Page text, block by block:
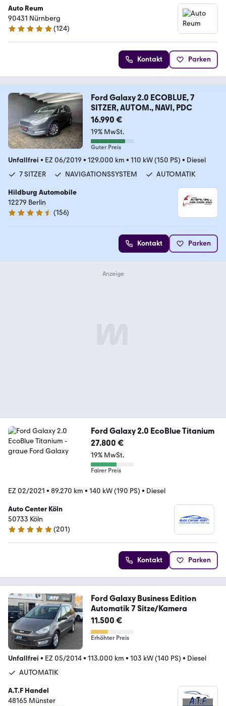
Auto Reum
90431 Nürnberg
4.8 Sterne
(124)
Kontakt Parken
Ford Galaxy 2.0 ECOBLUE, 7
SITZER, AUTOM., NAVI, PDC
16.990 €
19% MwSt.
Guter Preis
Unfallfrei • EZ 06/2019 • 129.000 km • 110 kW (150 PS) • Diesel
7 SITZER
NAVIGATIONSSYSTEM AUTOMATIK
Hildburg Automobile
12279 Berlin
4.7 Sterne
(156)
Kontakt Parken
Ford Galaxy 2.0 EcoBlue Titanium
27.800 €
19% MwSt.
Fairer Preis
EZ 02/2021 • 89.270 km • 140 kW (190 PS) • Diesel
Auto Center Köln
50733 Köln
5 Sterne
(201)
Kontakt Parken
Ford Galaxy Business Edition
Automatik 7 Sitze/Kamera
11.500 €
Erhöhter Preis
Unfallfrei • EZ 05/2014• 113.000 km • 103 kW (140 PS) • Diesel
AUTOMATIK
A.T.F Handel
48165 Münster